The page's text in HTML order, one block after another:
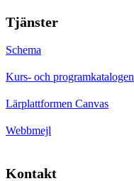
Tjänster
Schema
Kurs- och programkatalogen
Lärplattformen Canvas
Webbmejl
Kontakt